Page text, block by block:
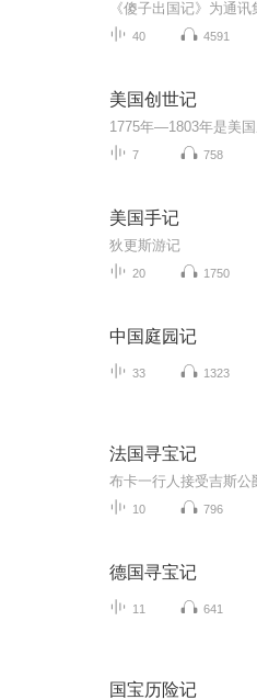
40 4591
美国创世记
7 758
美国手记
狄更斯游记
20 1750
中国庭园记
33 1323
法国寻宝记
10 796
德国寻宝记
11 641
国宝历险记